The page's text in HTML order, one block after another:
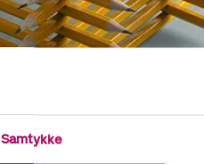
Samtykke